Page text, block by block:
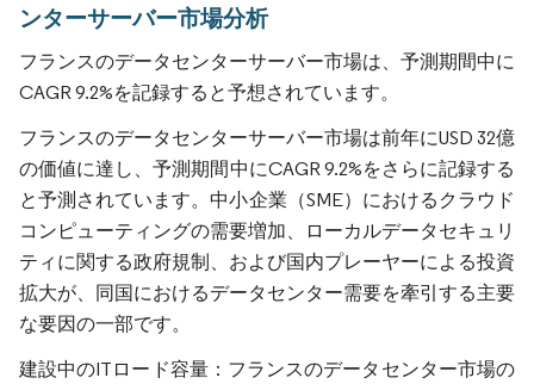
ンターサーバー市場分析
フランスのデータセンターサーバー市場は、予測期間中に
CAGR 9.2%を記録すると予想されています。
フランスのデータセンターサーバー市場は前年にUSD 32億
の価値に達し、予測期間中にCAGR 9.2%をさらに記録する
と予測されています。中小企業（SME）におけるクラウド
コンピューティングの需要増加、ローカルデータセキュリ
ティに関する政府規制、および国内プレーヤーによる投資
拡大が、同国におけるデータセンター需要を牽引する主要
な要因の一部です。
建設中のITロード容量：フランスのデータセンター市場の